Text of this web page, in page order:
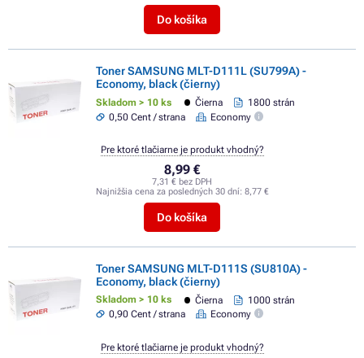
Do košíka
Toner SAMSUNG MLT-D111L (SU799A) -
Economy, black (čierny)
Skladom > 10 ks Čierna
1800 strán
0,50 Cent / strana
Economy
8,99 €
7,31 € bez DPH
Najnižšia cena za posledných 30 dní: 8,77 €
Do košíka
Pre ktoré tlačiarne je produkt vhodný?
Toner SAMSUNG MLT-D111S (SU810A) -
Economy, black (čierny)
Skladom > 10 ks Čierna
1000 strán
0,90 Cent / strana
Economy
Pre ktoré tlačiarne je produkt vhodný?